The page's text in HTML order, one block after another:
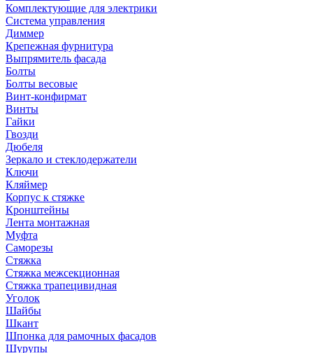
Комплектующие для электрики
Система управления
Диммер
Крепежная фурнитура
Выпрямитель фасада
Болты
Болты весовые
Винт-конфирмат
Винты
Гайки
Гвозди
Дюбеля
Зеркало и стеклодержатели
Ключи
Кляймер
Корпус к стяжке
Кронштейны
Лента монтажная
Муфта
Саморезы
Стяжка
Стяжка межсекционная
Стяжка трапецивидная
Уголок
Шайбы
Шкант
Шпонка для рамочных фасадов
Шурупы